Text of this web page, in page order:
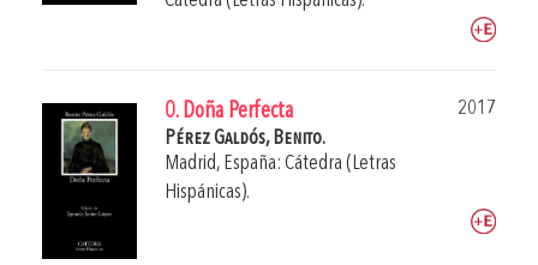
0. Doña Perfecta
2017
Pérez Galdós, Benito.
Madrid, España: Cátedra (Letras
Hispánicas).